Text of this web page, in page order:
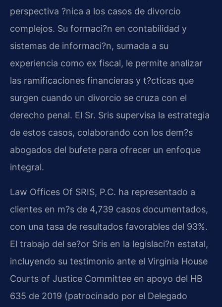
perspectiva ?nica a los casos de divorcio
complejos. Su formaci?n en contabilidad y
sistemas de informaci?n, sumada a su
experiencia como ex fiscal, le permite analizar
las ramificaciones financieras y t?cticas que
surgen cuando un divorcio se cruza con el
derecho penal. El Sr. Sris supervisa la estrategia
de estos casos, colaborando con los dem?s
abogados del bufete para ofrecer un enfoque
integral.
Law Offices Of SRIS, P.C. ha representado a
clientes en m?s de 4,739 casos documentados,
con una tasa de resultados favorables del 93%.
El trabajo del se?or Sris en la legislaci?n estatal,
incluyendo su testimonio ante el Virginia House
Courts of Justice Committee en apoyo del HB
635 de 2019 (patrocinado por el Delegado